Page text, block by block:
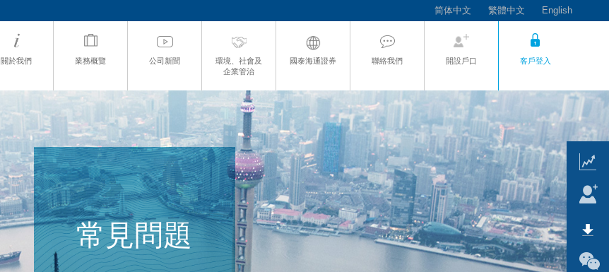
简体中文 繁體中文 English
關於我們 業務概覽 公司新聞
環境、社會及
企業管治
國泰海通證券 聯絡我們 開設戶口 客戶登入
常見問題